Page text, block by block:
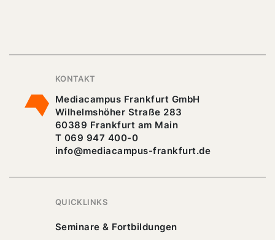
KONTAKT
Mediacampus Frankfurt GmbH
Wilhelmshöher Straße 283
60389 Frankfurt am Main
T 069 947 400-0
info@mediacampus-frankfurt.de
QUICKLINKS
Seminare & Fortbildungen